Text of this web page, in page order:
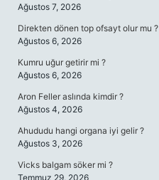
Ağustos 7, 2026
Direkten dönen top ofsayt olur mu ?
Ağustos 6, 2026
Kumru uğur getirir mi ?
Ağustos 6, 2026
Aron Feller aslında kimdir ?
Ağustos 4, 2026
Ahududu hangi organa iyi gelir ?
Ağustos 3, 2026
Vicks balgam söker mi ?
Temmuz 29, 2026